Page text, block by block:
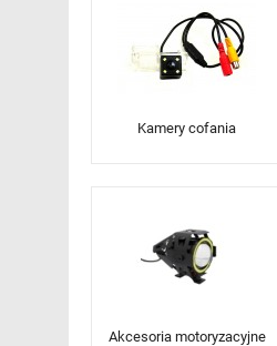
Kamery cofania
Akcesoria motoryzacyjne